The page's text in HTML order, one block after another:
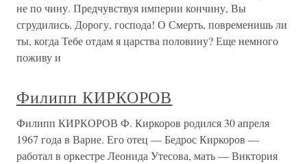
не по чину. Предчувствуя империи кончину, Вы
сгрудились. Дорогу, господа! О Смерть, повременишь ли
ты, когда Тебе отдам я царства половину? Еще немного
поживу и
Филипп КИРКОРОВ
Филипп КИРКОРОВ Ф. Киркоров родился 30 апреля
1967 года в Варне. Его отец — Бедрос Киркоров —
работал в оркестре Леонида Утесова, мать — Виктория